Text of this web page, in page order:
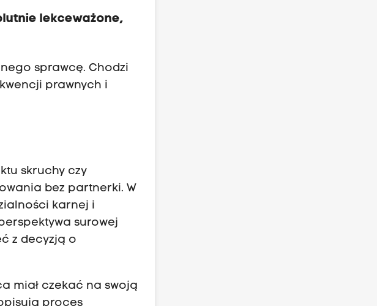
lekceważone,
sprawcę. Chodzi
prawnych i
skruchy czy
bez partnerki. W
karnej i
surowej
z decyzją o
miał czekać na swoją
proces